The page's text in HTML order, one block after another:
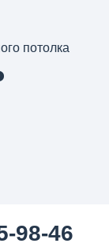
потолка
98-46